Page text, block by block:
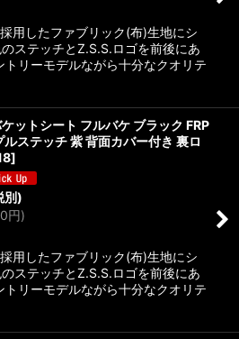
用したファブリック(布)生地にシ
ステッチとZ.S.S.ロゴを前後にあ
トリーモデルながら十分なクオリテ
ットシート フルバケ ブラック FRP
ルステッチ 紫 背面カバー付き 裏ロ
]
別)
円)
用したファブリック(布)生地にシ
ステッチとZ.S.S.ロゴを前後にあ
トリーモデルながら十分なクオリテ